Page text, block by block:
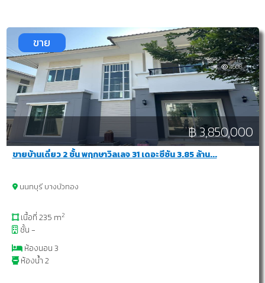
ขาย
4608
฿ 3,850,000
ขายบ้านเดี่ยว 2 ชั้น พฤกษาวิลเลจ 31 เดอะซีซัน 3.85 ล้าน...
นนทบุรี บางบัวทอง
เนื้อที่ 235 m2
ชั้น -
ห้องนอน 3
ห้องน้ำ 2